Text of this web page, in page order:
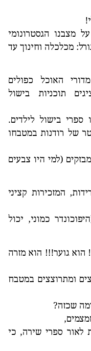
מצבנו הגסטרונומי
מכלכלה וחינוך עד
האוכל כפולים
תוכניות בישול
בישול לילדים.
של רודנות במטבחו
(למי היו צבעים
המזכירות קציני
כמוני, יכול
גוער!!! הוא מזרה
ומתרוצצים במטבח
שכזה?
לאור ספרי שירה, כי